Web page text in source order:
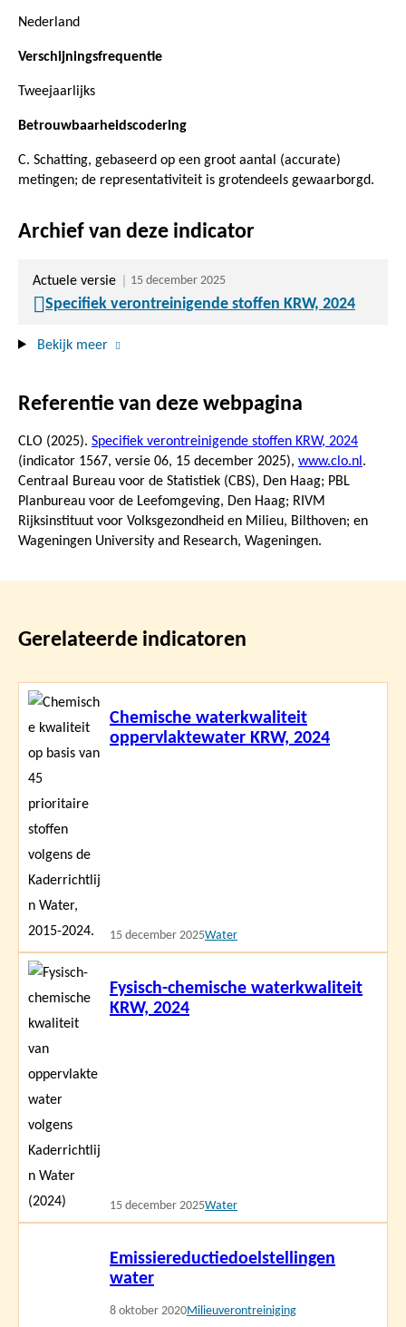
Nederland
Verschijningsfrequentie
Tweejaarlijks
Betrouwbaarheidscodering
C. Schatting, gebaseerd op een groot aantal (accurate)
metingen; de representativiteit is grotendeels gewaarborgd.
Archief van deze indicator
Actuele versie 15 december 2025
Specifiek verontreinigende stoffen KRW, 2024
Bekijk meer
Referentie van deze webpagina
CLO (2025). Specifiek verontreinigende stoffen KRW, 2024
(indicator 1567, versie 06, 15 december 2025), www.clo.nl .
Centraal Bureau voor de Statistiek (CBS), Den Haag; PBL
Planbureau voor de Leefomgeving, Den Haag; RIVM
Rijksinstituut voor Volksgezondheid en Milieu, Bilthoven; en
Wageningen University and Research, Wageningen.
Gerelateerde indicatoren
Chemische waterkwaliteit
oppervlaktewater KRW, 2024
15 december 2025Water
Lees
meer
Fysisch-chemische waterkwaliteit
KRW, 2024
15 december 2025Water
Lees
meer
Emissiereductiedoelstellingen
water
8 oktober 2020Milieuverontreiniging